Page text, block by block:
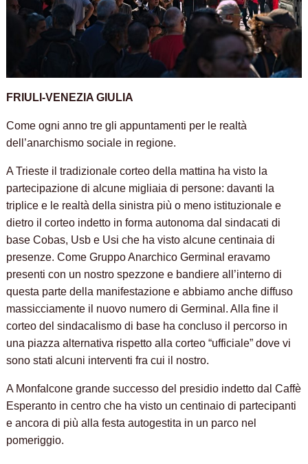
FRIULI-VENEZIA GIULIA
Come ogni anno tre gli appuntamenti per le realtà
dell’anarchismo sociale in regione.
A Trieste il tradizionale corteo della mattina ha visto la
partecipazione di alcune migliaia di persone: davanti la
triplice e le realtà della sinistra più o meno istituzionale e
dietro il corteo indetto in forma autonoma dal sindacati di
base Cobas, Usb e Usi che ha visto alcune centinaia di
presenze. Come Gruppo Anarchico Germinal eravamo
presenti con un nostro spezzone e bandiere all’interno di
questa parte della manifestazione e abbiamo anche diffuso
massicciamente il nuovo numero di Germinal. Alla fine il
corteo del sindacalismo di base ha concluso il percorso in
una piazza alternativa rispetto alla corteo “ufficiale” dove vi
sono stati alcuni interventi fra cui il nostro.
A Monfalcone grande successo del presidio indetto dal Caffè
Esperanto in centro che ha visto un centinaio di partecipanti
e ancora di più alla festa autogestita in un parco nel
pomeriggio.